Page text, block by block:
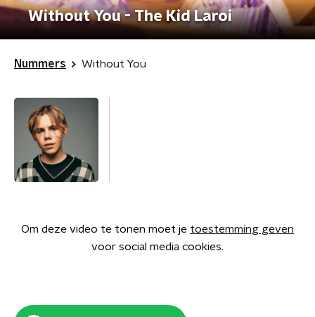
Without You - The Kid Laroi
Nummers Without You
Om deze video te tonen moet je toestemming geven
voor social media cookies.